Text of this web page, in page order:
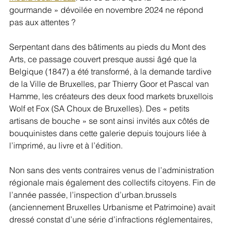
gourmande » dévoilée en novembre 2024 ne répond
pas aux attentes ?
Serpentant dans des bâtiments au pieds du Mont des
Arts, ce passage couvert presque aussi âgé que la
Belgique (1847) a été transformé, à la demande tardive
de la Ville de Bruxelles, par Thierry Goor et Pascal van
Hamme, les créateurs des deux food markets bruxellois
Wolf et Fox (SA Choux de Bruxelles). Des « petits
artisans de bouche » se sont ainsi invités aux côtés de
bouquinistes dans cette galerie depuis toujours liée à
l’imprimé, au livre et à l’édition.
Non sans des vents contraires venus de l’administration
régionale mais également des collectifs citoyens. Fin de
l’année passée, l’inspection d’urban.brussels
(anciennement Bruxelles Urbanisme et Patrimoine) avait
dressé constat d’une série d’infractions réglementaires,